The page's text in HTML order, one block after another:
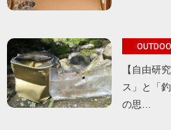
【自由研
ス」と「
の思…